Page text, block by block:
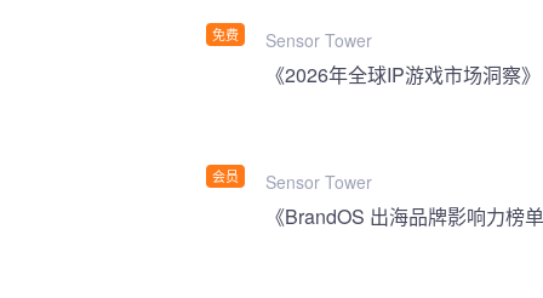
免费 Sensor Tower
会员
《2026年全球IP游戏市场洞察》
Sensor Tower
《BrandOS 出海品牌影响力榜